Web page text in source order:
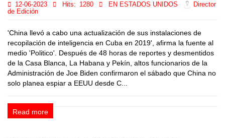
12-06-2023 Hits: 1280 EN ESTADOS UNIDOS
Director
de Edición
'China llevó a cabo una actualización de sus instalaciones de
recopilación de inteligencia en Cuba en 2019', afirma la fuente al
medio 'Politico'. Después de 48 horas de reportes y desmentidos
de la Casa Blanca, La Habana y Pekín, altos funcionarios de la
Administración de Joe Biden confirmaron el sábado que China no
solo planea espiar a EEUU desde C...
Read more